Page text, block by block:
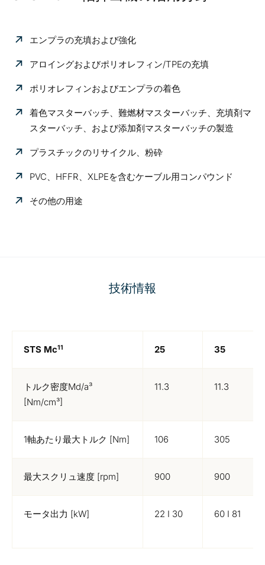
エンプラの充填および強化
アロイングおよびポリオレフィン/TPEの充填
ポリオレフィンおよびエンプラの着色
着色マスターバッチ、難燃材マスターバッチ、充填剤マ
スターバッチ、および添加剤マスターバッチの製造
プラスチックのリサイクル、粉砕
PVC、HFFR、XLPEを含むケーブル用コンパウンド
その他の用途
技術情報
STS Mc11 25 35
トルク密度Md/a³
[Nm/cm³]
11.3 11.3
1軸あたり最大トルク [Nm] 106 305
最大スクリュ速度 [rpm] 900 900
モータ出力 [kW] 22 I 30 60 I 81